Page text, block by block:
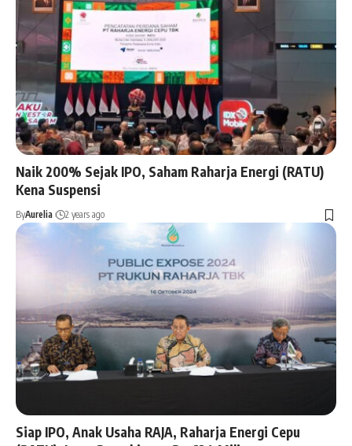
Naik 200% Sejak IPO, Saham Raharja Energi (RATU)
Kena Suspensi
ByAurelia 2 years ago
Siap IPO, Anak Usaha RAJA, Raharja Energi Cepu